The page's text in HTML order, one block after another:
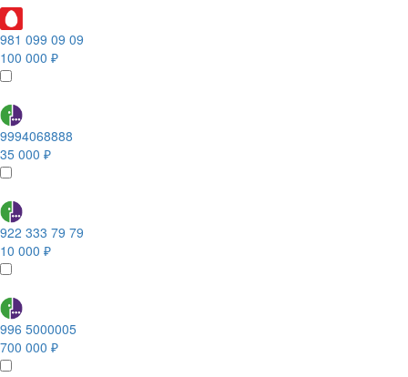
981 099 09 09
100 000 ₽
9994068888
35 000 ₽
922 333 79 79
10 000 ₽
996 5000005
700 000 ₽